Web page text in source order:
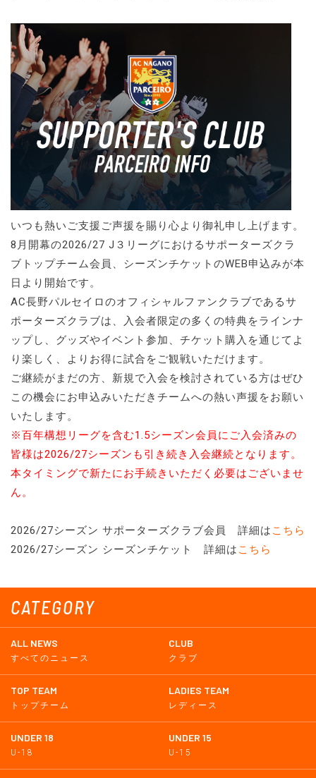
CATEGORY
ALL NEWS
すべてのニュース
CLUB
クラブ
TOP TEAM
トップチーム
LADIES TEAM
レディース
UNDER 18
U-18
UNDER 15
U-15
いつも熱いご支援ご声援を賜り心より御礼申し上げます。
8月開幕の2026/27 J３リーグにおけるサポーターズクラ
ブトップチーム会員、シーズンチケットのWEB申込みが本
日より開始です。
AC長野パルセイロのオフィシャルファンクラブであるサ
ポーターズクラブは、入会者限定の多くの特典をラインナ
ップし、グッズやイベント参加、チケット購入を通じてよ
り楽しく、よりお得に試合をご観戦いただけます。
ご継続がまだの方、新規で入会を検討されている方はぜひ
この機会にお申込みいただきチームへの熱い声援をお願い
いたします。
※百年構想リーグを含む1.5シーズン会員にご入会済みの
皆様は2026/27シーズンも引き続き入会継続となります。
本タイミングで新たにお手続きいただく必要はございませ
ん。
2026/27シーズン サポーターズクラブ会員 詳細は こちら
2026/27シーズン シーズンチケット 詳細は こちら